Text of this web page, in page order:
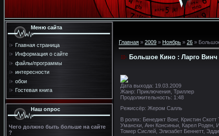
Меню сайта
Главная страница
Информация о сайте
файлы/программы
интересности
обои
Гостевая книга
Наш опрос
Чего должно быть больше на сайте
?
Главная » 2009 » Ноябрь » 26 »
Большое Кино : Ларго Винч
Дата выхода: 19.03.2009
Жанр: Приключения, Триллер
Продолжительность: 1:48
Режиссёр: Жером Салль
В ролях: Бенедикт Вонг, Кристин
Умански, Анн Консиньи, Карел Роден,
Томер Сислей, Элизабет Беннетт,